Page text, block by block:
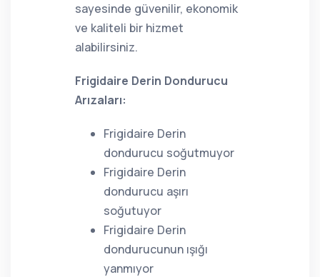
sayesinde güvenilir, ekonomik
ve kaliteli bir hizmet
alabilirsiniz.
Frigidaire Derin Dondurucu
Arızaları:
Frigidaire Derin
dondurucu soğutmuyor
Frigidaire Derin
dondurucu aşırı
soğutuyor
Frigidaire Derin
dondurucunun ışığı
yanmıyor